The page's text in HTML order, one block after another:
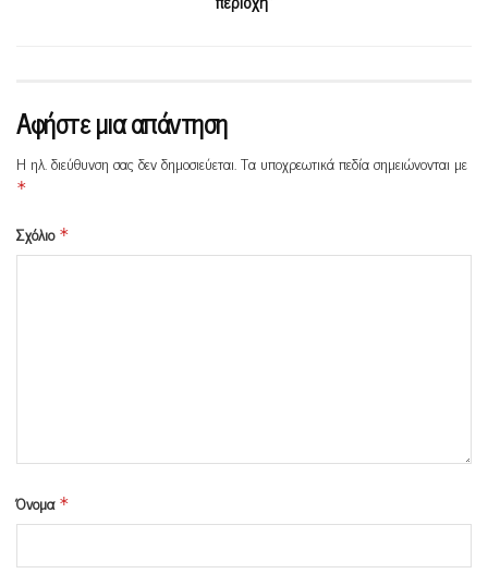
Αφήστε μια απάντηση
Η ηλ. διεύθυνση σας δεν δημοσιεύεται.Τα υποχρεωτικά πεδία σημειώνονται με
*
Σχόλιο *
Όνομα *